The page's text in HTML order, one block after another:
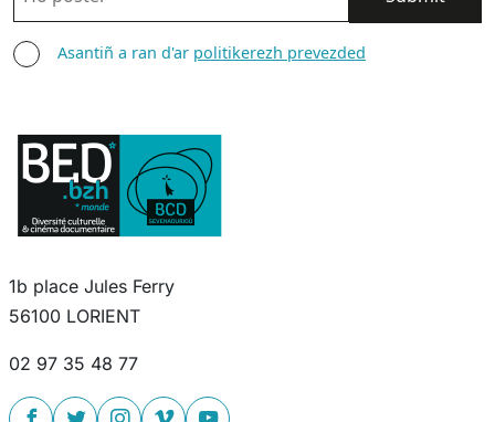
ASANTIÑAsantiñ a ran d'ar politikerezh prevezded
1b place Jules Ferry
56100 LORIENT
02 97 35 48 77